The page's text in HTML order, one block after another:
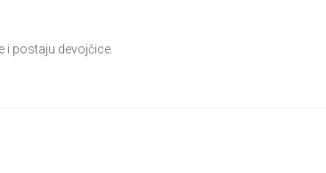
i postaju devojčice.